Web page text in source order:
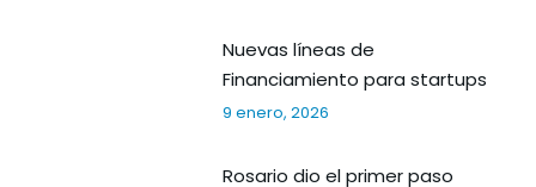
Nuevas líneas de
Financiamiento para startups
9 enero, 2026
Rosario dio el primer paso